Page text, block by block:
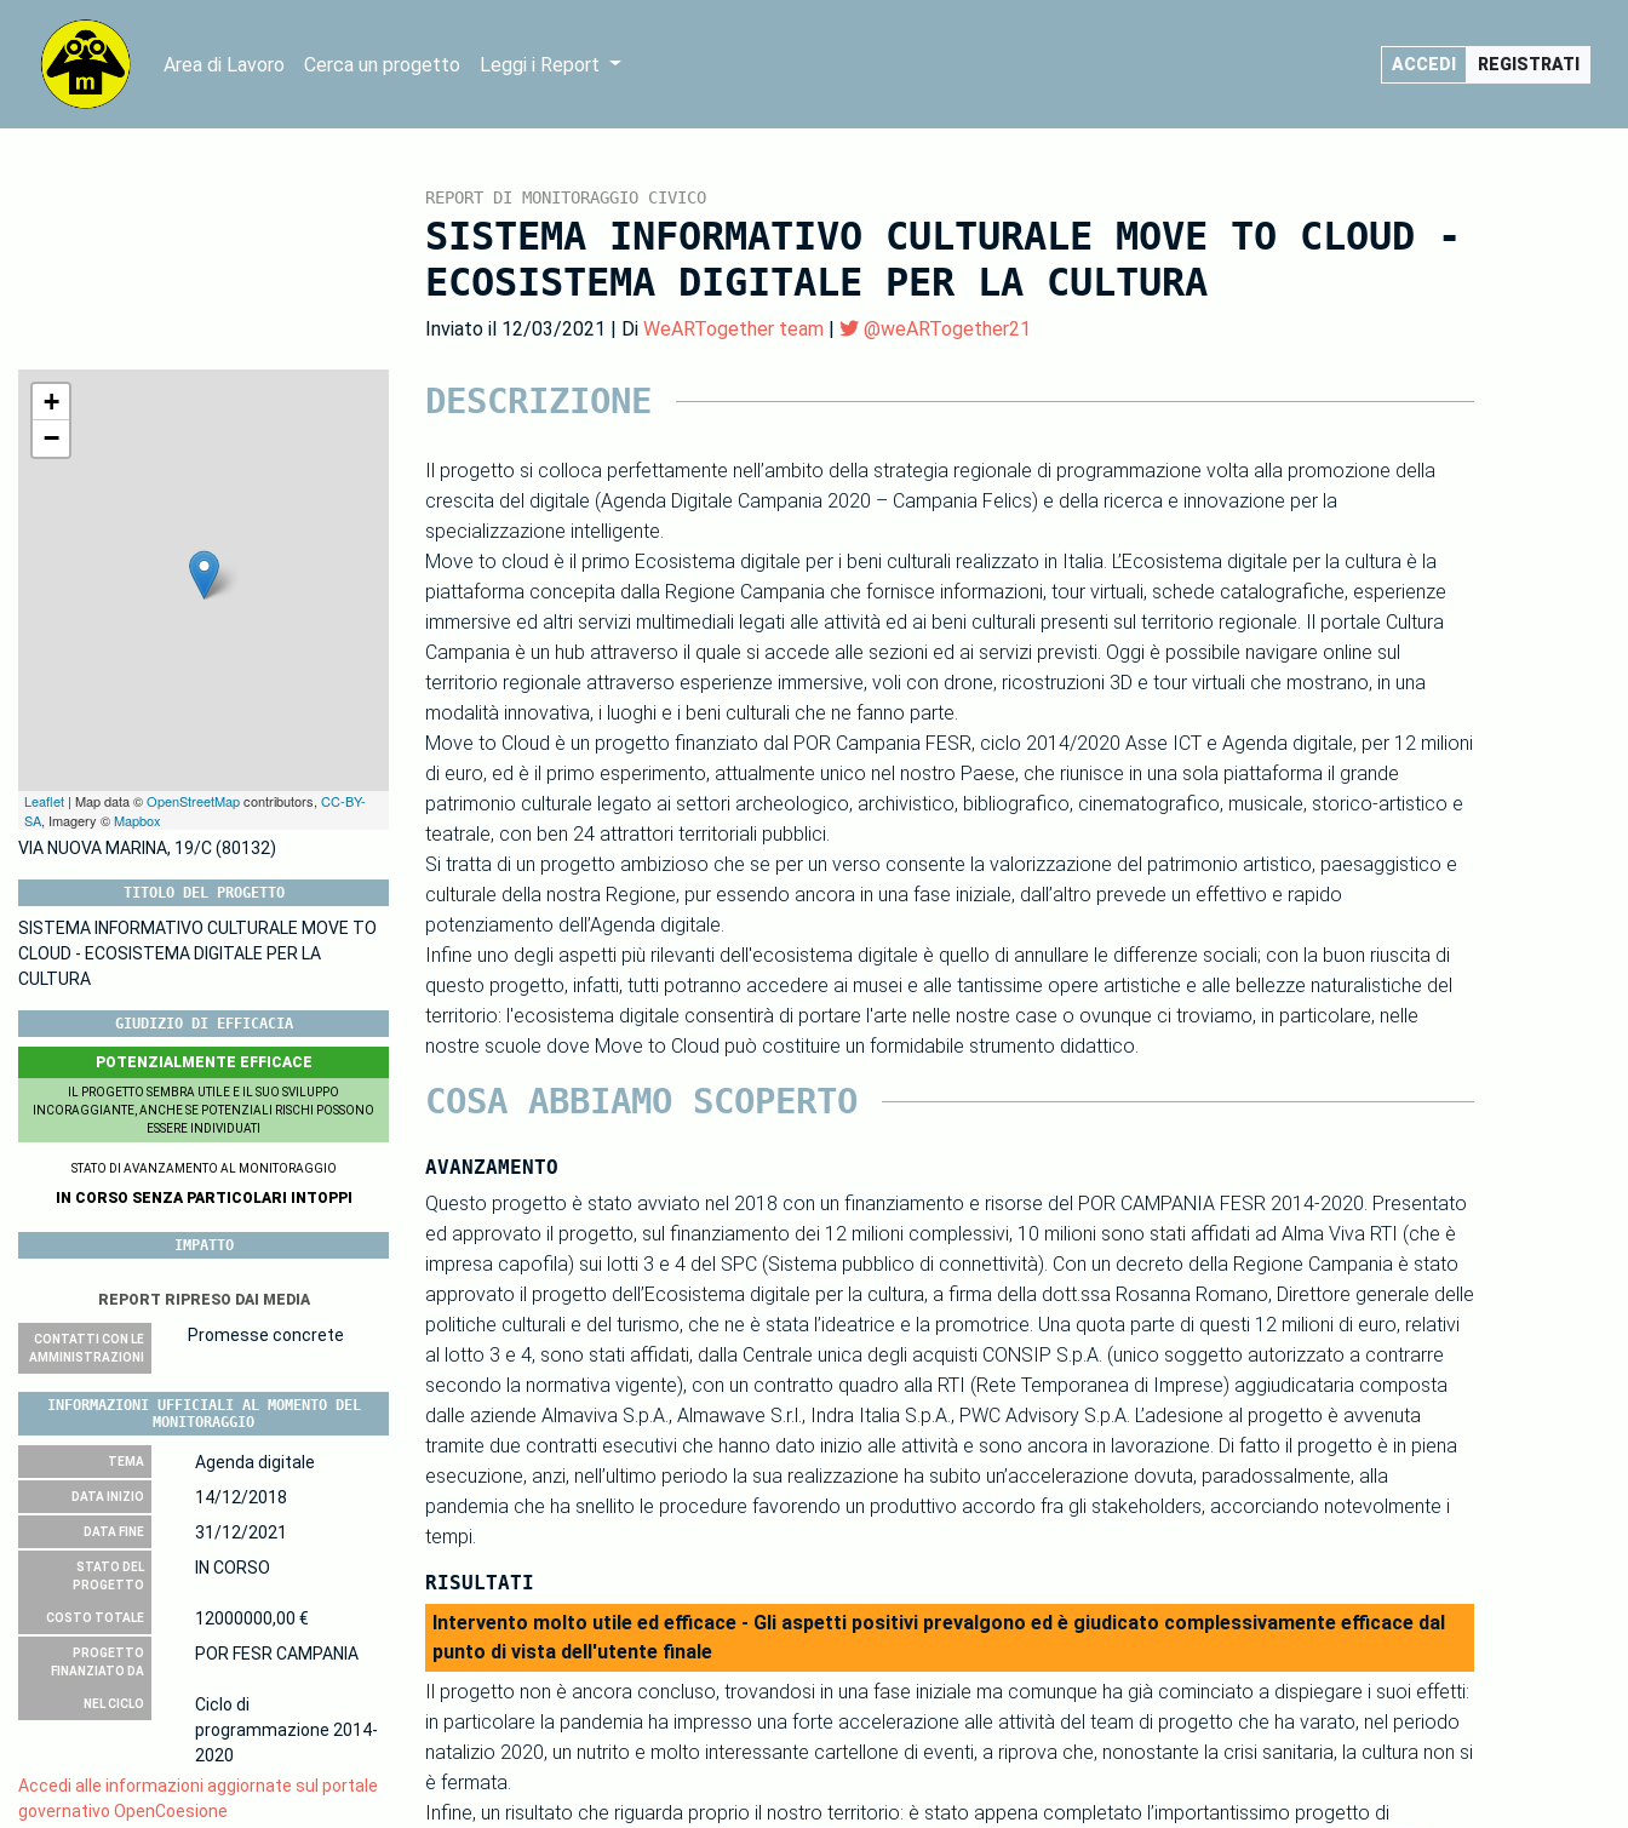
Area di Lavoro Cerca un progetto Leggi i Report ACCEDI REGISTRATI
REPORT DI MONITORAGGIO CIVICO
SISTEMA INFORMATIVO CULTURALE MOVE TO CLOUD -
ECOSISTEMA DIGITALE PER LA CULTURA
Inviato il 12/03/2021 | Di WeARTogether team | @weARTogether21
+
−
Leaflet | Map data ©OpenStreetMapcontributors, CC-BY-
SA, Imagery ©Mapbox
VIA NUOVA MARINA, 19/C (80132)
TITOLO DEL PROGETTO
SISTEMA INFORMATIVO CULTURALE MOVE TO
CLOUD - ECOSISTEMA DIGITALE PER LA
CULTURA
GIUDIZIO DI EFFICACIA
POTENZIALMENTE EFFICACE
IL PROGETTO SEMBRA UTILE E IL SUO SVILUPPO
INCORAGGIANTE, ANCHE SE POTENZIALI RISCHI POSSONO
ESSERE INDIVIDUATI
STATO DI AVANZAMENTO AL MONITORAGGIO
IN CORSO SENZA PARTICOLARI INTOPPI
IMPATTO
REPORT RIPRESO DAI MEDIA
CONTATTI CON LE
AMMINISTRAZIONI
Promesse concrete
INFORMAZIONI UFFICIALI AL MOMENTO DEL
MONITORAGGIO
TEMA Agenda digitale
DATA INIZIO 14/12/2018
DATA FINE 31/12/2021
STATO DEL
PROGETTO
IN CORSO
COSTO TOTALE 12000000,00 €
PROGETTO
FINANZIATO DA
POR FESR CAMPANIA
NEL CICLO
Ciclo di
programmazione 2014-
2020
Accedi alle informazioni aggiornate sul portale
governativo OpenCoesione
DESCRIZIONE
Il progetto si colloca perfettamente nell’ambito della strategia regionale di programmazione volta alla promozione della
crescita del digitale (Agenda Digitale Campania 2020 – Campania Felics) e della ricerca e innovazione per la
specializzazione intelligente.
Move to cloud è il primo Ecosistema digitale per i beni culturali realizzato in Italia. L’Ecosistema digitale per la cultura è la
piattaforma concepita dalla Regione Campania che fornisce informazioni, tour virtuali, schede catalografiche, esperienze
immersive ed altri servizi multimediali legati alle attività ed ai beni culturali presenti sul territorio regionale. Il portale Cultura
Campania è un hub attraverso il quale si accede alle sezioni ed ai servizi previsti. Oggi è possibile navigare online sul
territorio regionale attraverso esperienze immersive, voli con drone, ricostruzioni 3D e tour virtuali che mostrano, in una
modalità innovativa, i luoghi e i beni culturali che ne fanno parte.
Move to Cloud è un progetto finanziato dal POR Campania FESR, ciclo 2014/2020 Asse ICT e Agenda digitale, per 12 milioni
di euro, ed è il primo esperimento, attualmente unico nel nostro Paese, che riunisce in una sola piattaforma il grande
patrimonio culturale legato ai settori archeologico, archivistico, bibliografico, cinematografico, musicale, storico-artistico e
teatrale, con ben 24 attrattori territoriali pubblici.
Si tratta di un progetto ambizioso che se per un verso consente la valorizzazione del patrimonio artistico, paesaggistico e
culturale della nostra Regione, pur essendo ancora in una fase iniziale, dall’altro prevede un effettivo e rapido
potenziamento dell’Agenda digitale.
Infine uno degli aspetti più rilevanti dell'ecosistema digitale è quello di annullare le differenze sociali; con la buon riuscita di
questo progetto, infatti, tutti potranno accedere ai musei e alle tantissime opere artistiche e alle bellezze naturalistiche del
territorio: l'ecosistema digitale consentirà di portare l'arte nelle nostre case o ovunque ci troviamo, in particolare, nelle
nostre scuole dove Move to Cloud può costituire un formidabile strumento didattico.
COSA ABBIAMO SCOPERTO
AVANZAMENTO
Questo progetto è stato avviato nel 2018 con un finanziamento e risorse del POR CAMPANIA FESR 2014-2020. Presentato
ed approvato il progetto, sul finanziamento dei 12 milioni complessivi, 10 milioni sono stati affidati ad Alma Viva RTI (che è
impresa capofila) sui lotti 3 e 4 del SPC (Sistema pubblico di connettività). Con un decreto della Regione Campania è stato
approvato il progetto dell’Ecosistema digitale per la cultura, a firma della dott.ssa Rosanna Romano, Direttore generale delle
politiche culturali e del turismo, che ne è stata l’ideatrice e la promotrice. Una quota parte di questi 12 milioni di euro, relativi
al lotto 3 e 4, sono stati affidati, dalla Centrale unica degli acquisti CONSIP S.p.A. (unico soggetto autorizzato a contrarre
secondo la normativa vigente), con un contratto quadro alla RTI (Rete Temporanea di Imprese) aggiudicataria composta
dalle aziende Almaviva S.p.A., Almawave S.r.l., Indra Italia S.p.A., PWC Advisory S.p.A. L’adesione al progetto è avvenuta
tramite due contratti esecutivi che hanno dato inizio alle attività e sono ancora in lavorazione. Di fatto il progetto è in piena
esecuzione, anzi, nell’ultimo periodo la sua realizzazione ha subito un’accelerazione dovuta, paradossalmente, alla
pandemia che ha snellito le procedure favorendo un produttivo accordo fra gli stakeholders, accorciando notevolmente i
tempi.
RISULTATI
Intervento molto utile ed efficace - Gli aspetti positivi prevalgono ed è giudicato complessivamente efficace dal
punto di vista dell'utente finale
Il progetto non è ancora concluso, trovandosi in una fase iniziale ma comunque ha già cominciato a dispiegare i suoi effetti:
in particolare la pandemia ha impresso una forte accelerazione alle attività del team di progetto che ha varato, nel periodo
natalizio 2020, un nutrito e molto interessante cartellone di eventi, a riprova che, nonostante la crisi sanitaria, la cultura non si
è fermata.
Infine, un risultato che riguarda proprio il nostro territorio: è stato appena completato l’importantissimo progetto di